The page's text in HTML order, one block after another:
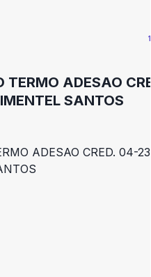
TERMO ADESAO
SANTOS
ADESAO CRED. 04-